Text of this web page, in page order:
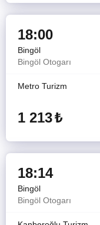
18:00
Bingöl
Bingöl Otogarı
Metro Turizm
1 213₺
18:14
Bingöl
Bingöl Otogarı